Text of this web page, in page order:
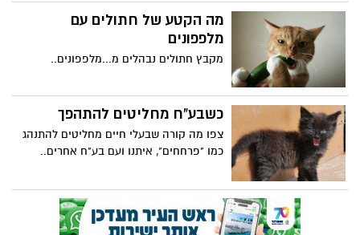
מה הקטע של חתולים עם
מלפפונים
מקבץ חתולים נבהלים מ...מלפפונים..
כשבע"ח מחליטים להתהפך
צפו מה קורה שבעלי חיים מחליטים להתנהג
כמו "פרחחים", איתנו ועם בע"ח אחרים..